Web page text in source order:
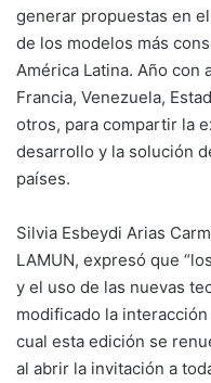
generar propuestas en
de los modelos más
América Latina. Año con
Francia, Venezuela,
otros, para compartir la
desarrollo y la solución
países.
Silvia Esbeydi Arias
LAMUN, expresó que
y el uso de las nuevas
modificado la
cual esta edición se
al abrir la invitación a